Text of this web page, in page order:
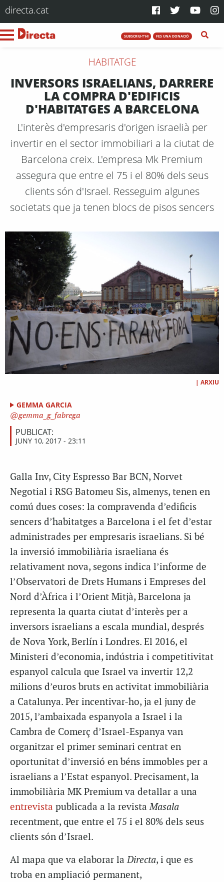
directa.cat
SUBSCRIU-T'HI FES UNA DONACIÓ
HABITATGE
INVERSORS ISRAELIANS, DARRERE
LA COMPRA D'EDIFICIS
D'HABITATGES A BARCELONA
L'interès d'empresaris d'origen israelià per
invertir en el sector immobiliari a la ciutat de
Barcelona creix. L'empresa Mk Premium
assegura que entre el 75 i el 80% dels seus
clients són d'Israel. Resseguim algunes
societats que ja tenen blocs de pisos sencers
| ARXIU
GEMMA GARCIA
gemma_g_fabrega
PUBLICAT:
JUNY 10, 2017 - 23:11
Galla Inv, City Espresso Bar BCN, Norvet
Negotial i RSG Batomeu Sis, almenys, tenen en
comú dues coses: la compravenda d’edificis
sencers d’habitatges a Barcelona i el fet d’estar
administrades per empresaris israelians. Si bé
la inversió immobiliària israeliana és
relativament nova, segons indica l’informe de
l’Observatori de Drets Humans i Empreses del
Nord d’Àfrica i l’Orient Mitjà, Barcelona ja
representa la quarta ciutat d’interès per a
inversors israelians a escala mundial, després
de Nova York, Berlín i Londres. El 2016, el
Ministeri d’economia, indústria i competitivitat
espanyol calcula que Israel va invertir 12,2
milions d’euros bruts en activitat immobiliària
a Catalunya. Per incentivar-ho, ja el juny de
2015, l’ambaixada espanyola a Israel i la
Cambra de Comerç d’Israel-Espanya van
organitzar el primer seminari centrat en
oportunitat d’inversió en béns immobles per a
israelians a l’Estat espanyol. Precisament, la
immobiliària MK Premium va detallar a una
entrevista publicada a la revistaMasala
recentment, que entre el 75 i el 80% dels seus
clients són d’Israel.
Al mapa que va elaborar laDirecta, i que es
troba en ampliació permanent,